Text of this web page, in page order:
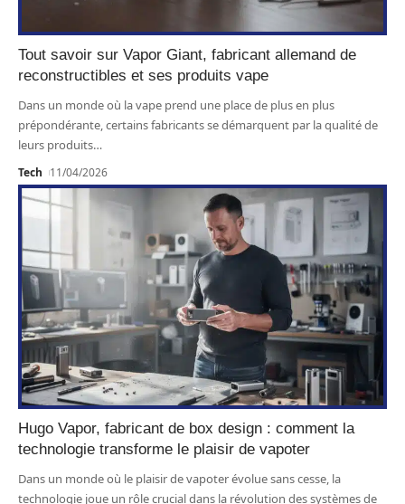
Tout savoir sur Vapor Giant, fabricant allemand de
reconstructibles et ses produits vape
Dans un monde où la vape prend une place de plus en plus
prépondérante, certains fabricants se démarquent par la qualité de
leurs produits…
Tech 11/04/2026
Hugo Vapor, fabricant de box design : comment la
technologie transforme le plaisir de vapoter
Dans un monde où le plaisir de vapoter évolue sans cesse, la
technologie joue un rôle crucial dans la révolution des systèmes de